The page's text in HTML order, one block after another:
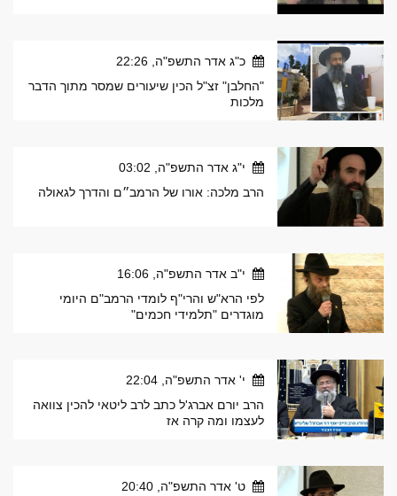
כ"ג אדר התשפ"ה, 22:26
"החלבן" זצ"ל הכין שיעורים שמסר מתוך הדבר
מלכות
י"ג אדר התשפ"ה, 03:02
הרב מלכה: אורו של הרמב״ם והדרך לגאולה
י"ב אדר התשפ"ה, 16:06
לפי הרא"ש והרי"ף לומדי הרמב"ם היומי
מוגדרים "תלמידי חכמים"
י' אדר התשפ"ה, 22:04
הרב יורם אברג'ל כתב לרב ליטאי להכין צוואה
לעצמו ומה קרה אז
ט' אדר התשפ"ה, 20:40